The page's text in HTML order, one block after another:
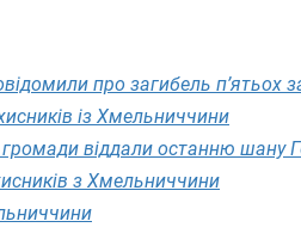
про загибель п’ятьох
із Хмельниччини
віддали останню шану
з Хмельниччини